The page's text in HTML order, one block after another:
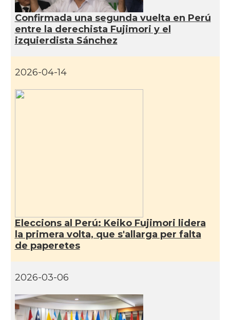
Confirmada una segunda vuelta en Perú
entre la derechista Fujimori y el
izquierdista Sánchez
2026-04-14
Eleccions al Perú: Keiko Fujimori lidera
la primera volta, que s'allarga per falta
de paperetes
2026-03-06